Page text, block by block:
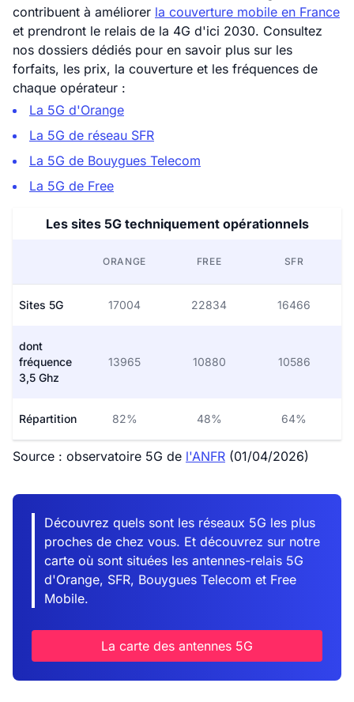
contribuent à améliorer la couverture mobile en France
et prendront le relais de la 4G d'ici 2030. Consultez
nos dossiers dédiés pour en savoir plus sur les
forfaits, les prix, la couverture et les fréquences de
chaque opérateur :
La 5G d'Orange
La 5G de réseau SFR
La 5G de Bouygues Telecom
La 5G de Free
Les sites 5G techniquement opérationnels
ORANGE FREE SFR
Sites 5G 17004 22834 16466
dont
fréquence
3,5 Ghz
13965 10880 10586
Répartition 82% 48% 64%
Source : observatoire 5G de l'ANFR (01/04/2026)
Découvrez quels sont les réseaux 5G les plus
proches de chez vous. Et découvrez sur notre
carte où sont situées les antennes-relais 5G
d'Orange, SFR, Bouygues Telecom et Free
Mobile.
La carte des antennes 5G